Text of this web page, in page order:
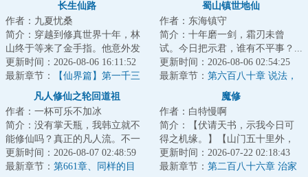
长生仙路
作者：九夏忧桑
简介：穿越到修真世界十年，林
山终于等来了金手指。他意外发
现了自己有强化的能力。无论功
法，丹药，法宝...
更新时间：2026-08-06 16:11:52
最新章节：
【仙界篇】第一千三
百八十五章 祭祀大乱，胡吃海塞
蜀山镇世地仙
作者：东海镇守
简介：十年磨一剑，霜刃未曾
试。今日把示君，谁有不平事？...
更新时间：2026-08-06 02:54:25
最新章节： 第六百八十章 说法，
花开，龙现，道明（7.1K字奉
上，求月票支持~）
凡人修仙之轮回道祖
作者：一杯可乐不加冰
简介：没有掌天瓶，我韩立就不
能修仙吗？真正的凡人流。不一
样的剧情等着挖掘。本书又名：
《凡人前传》《...
更新时间：2026-08-07 02:48:59
最新章节： 第661章、同样的目
魔修
作者：白特慢啊
简介：【伏请天书，示我今日可
得之机缘。】【山门五十里外，
碧水寒潭，有灵鱼一尾，可捕
之。】【伏请天书...
更新时间：2026-07-22 02:18:43
最新章节： 第二百八十六章 治家